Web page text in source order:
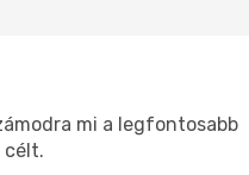
mi a legfontosabb
célt.